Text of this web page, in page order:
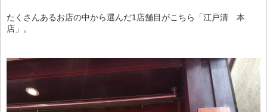
たくさんあるお店の中から選んだ1店舗目がこちら「江戸清 本
店」。